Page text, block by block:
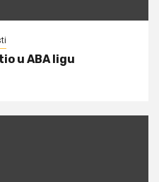
u ABA ligu